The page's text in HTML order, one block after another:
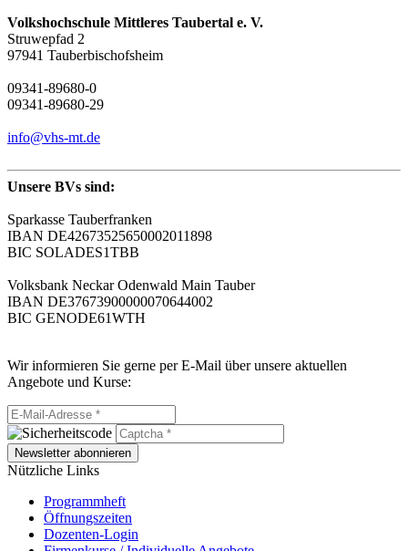
Volkshochschule Mittleres Taubertal e. V.
Struwepfad 2
97941 Tauberbischofsheim
09341-89680-0
09341-89680-29
info@vhs-mt.de
Unsere BVs sind:
Sparkasse Tauberfranken
IBAN DE42673525650002011898
BIC SOLADES1TBB
Volksbank Neckar Odenwald Main Tauber
IBAN DE37673900000070644002
BIC GENODE61WTH
Wir informieren Sie gerne per E-Mail über unsere aktuellen
Angebote und Kurse:
Newsletter abonnieren
Nützliche Links
Programmheft
Öffnungszeiten
Dozenten-Login